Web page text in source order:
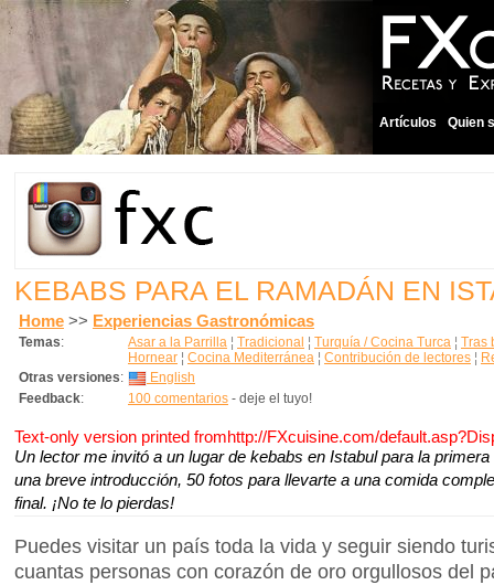
Artículos Quien
KEBABS PARA EL RAMADÁN EN
Home >> Experiencias Gastronómicas
Temas: Asar a la Parrilla ¦ Tradicional ¦ Turquía / Cocina Turca ¦ Tras
Hornear ¦ Cocina Mediterránea ¦ Contribución de lectores ¦
Otras versiones:
English
Feedback: 100 comentarios - deje el tuyo!
Text-only version printed fromhttp://FXcuisine.com/
Un lector me invitó a un lugar de kebabs en Istabul para la
una breve introducción, 50 fotos para llevarte a una comida
final. ¡No te lo pierdas!
Puedes visitar un país toda la vida y seguir siendo
cuantas personas con corazón de oro orgullosos del